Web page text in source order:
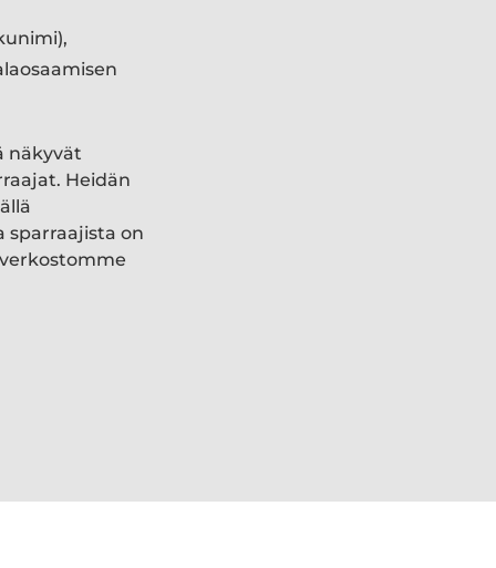
näkyvät
Heidän
sparraajista on